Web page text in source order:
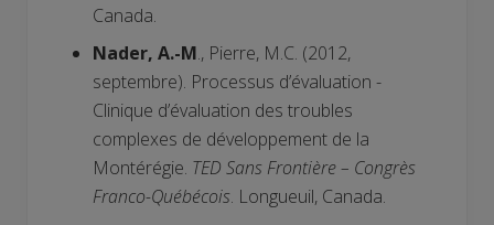
Canada.
Nader, A.-M., Pierre, M.C. (2012,
septembre). Processus d’évaluation -
Clinique d’évaluation des troubles
complexes de développement de la
Montérégie. TED Sans Frontière – Congrès
Franco-Québécois. Longueuil, Canada.